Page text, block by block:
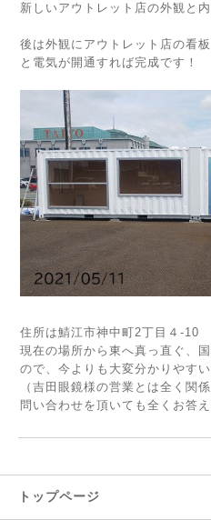
新しいアウトレット店の外観と
後は外観にアウトレット店の看
と電気が開通すれば完成です！
住所は鯖江市神中町2丁目４‐10
現在の場所から東へ真っ直ぐ、
ので、今よりも大変分かりやす
（吉田眼鏡様の営業とは全く関
問い合わせを頂いても全くお答
トップページ